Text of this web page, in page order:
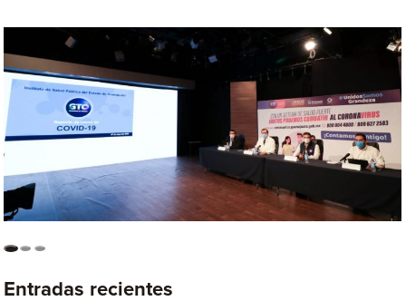
Entradas recientes